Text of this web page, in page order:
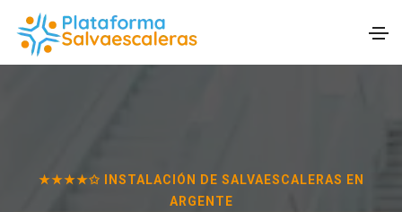
★★★★✩ INSTALACIÓN DE SALVAESCALERAS EN
ARGENTE